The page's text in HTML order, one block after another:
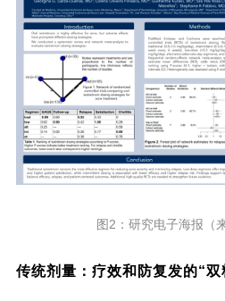
图2：研究电子海报（
传统剂量：疗效和防复发的“双